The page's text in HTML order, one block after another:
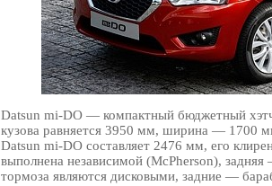
Datsun mi-DO — компактный бюджетный
кузова равняется 3950 мм, ширина — 1700
Datsun mi-DO составляет 2476 мм, его
выполнена независимой (McPherson),
тормоза являются дисковыми, задние —